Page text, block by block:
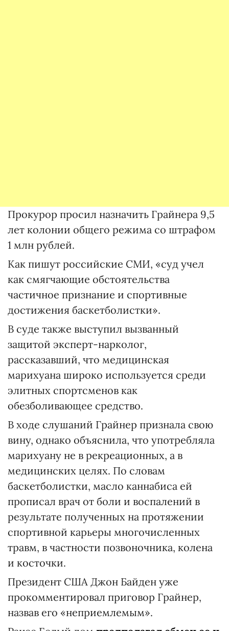
Прокурор просил назначить Грайнера 9,5
лет колонии общего режима со штрафом
1 млн рублей.
Как пишут российские СМИ, «суд учел
как смягчающие обстоятельства
частичное признание и спортивные
достижения баскетболистки».
В суде также выступил вызванный
защитой эксперт-нарколог,
рассказавший, что медицинская
марихуана широко используется среди
элитных спортсменов как
обезболивающее средство.
В ходе слушаний Грайнер признала свою
вину, однако объяснила, что употребляла
марихуану не в рекреационных, а в
медицинских целях. По словам
баскетболистки, масло каннабиса ей
прописал врач от боли и воспалений в
результате полученных на протяжении
спортивной карьеры многочисленных
травм, в частности позвоночника, колена
и косточки.
Президент США Джон Байден уже
прокомментировал приговор Грайнер,
назвав его «неприемлемым».